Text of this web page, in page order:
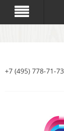
+7 (495) 778-71-73